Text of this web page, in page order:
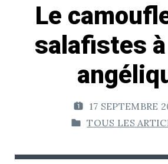
Le
salafistes à
P
U
L
17 SEPTEMBRE
P
B
TOUS LES